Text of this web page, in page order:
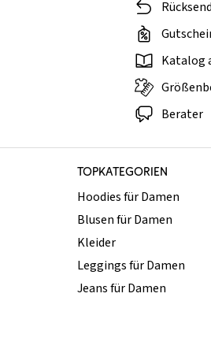
Katalog
Berater
TOPKATEGORIEN
Hoodies für Damen
Blusen für Damen
Kleider
Leggings für Damen
Jeans für Damen